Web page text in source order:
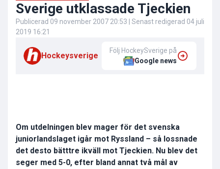
Sverige utklassade Tjeckien
Publicerad 09 november 2007 20:53 | Senast redigerad 04 juli
2019 16:21
Hockeysverige
Följ HockeySverige på
Google news
Om utdelningen blev mager för det svenska
juniorlandslaget igår mot Ryssland – så lossnade
det desto bätttre ikväll mot Tjeckien. Nu blev det
seger med 5-0, efter bland annat två mål av